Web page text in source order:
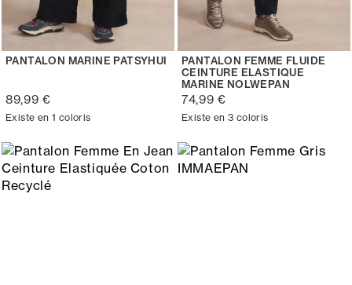
PANTALON MARINE PATSYHUI
89,99 €
Existe en 1 coloris
PANTALON FEMME FLUIDE
CEINTURE ELASTIQUE
MARINE NOLWEPAN
74,99 €
Existe en 3 coloris